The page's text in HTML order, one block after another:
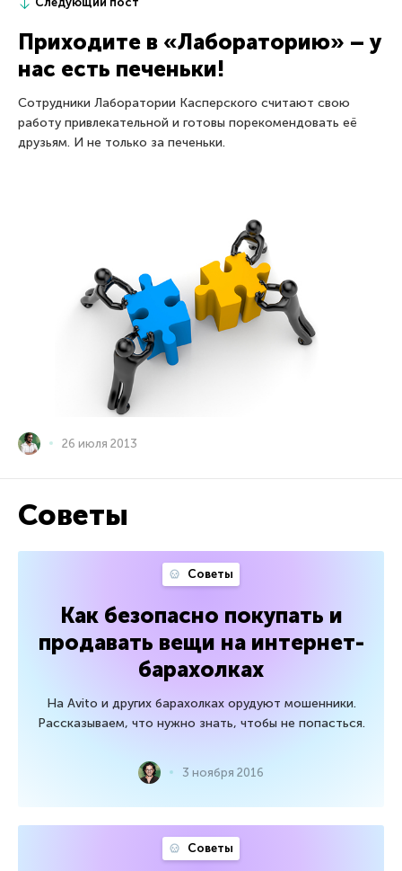
Приходите в «Лабораторию» – у
нас есть печеньки!
Сотрудники Лаборатории Касперского считают свою
работу привлекательной и готовы порекомендовать её
друзьям. И не только за печеньки.
26 июля 2013
Советы
Советы
Как безопасно покупать и
продавать вещи на интернет-
барахолках
На Avito и других барахолках орудуют мошенники.
Рассказываем, что нужно знать, чтобы не попасться.
3 ноября 2016
Советы